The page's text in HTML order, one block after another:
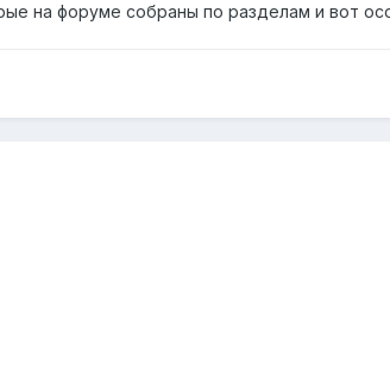
на форуме собраны по разделам и вот